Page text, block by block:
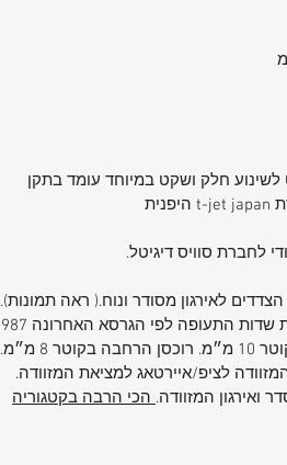
לחברת סוויס דיגיטל.
לאירגון מסודר ונוח.( ראה תמונות).
לציפ/איירטאג למציאת המזוודה.
הכי הרבה בקטגוריה